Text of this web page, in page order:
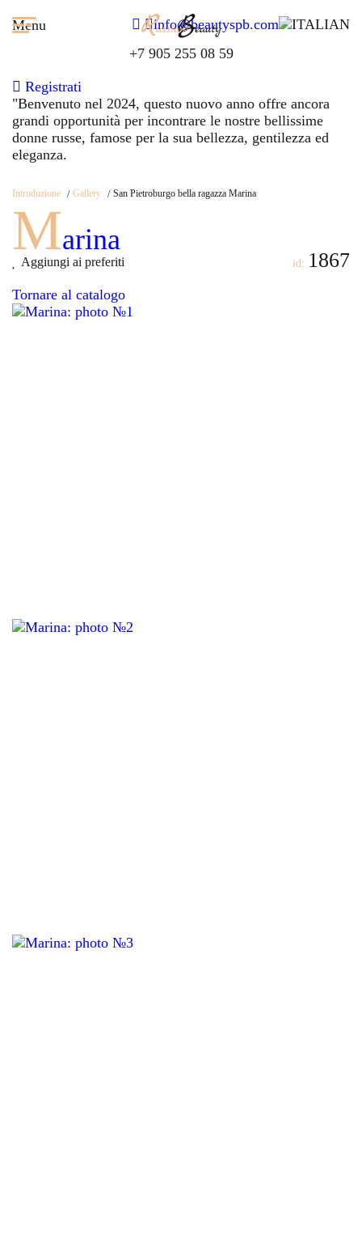
Menu
+7 905 255 08 59
info@beautyspb.com
Registrati
"Benvenuto nel 2024, questo nuovo anno offre ancora
grandi opportunità per incontrare le nostre bellissime
donne russe, famose per la sua bellezza, gentilezza ed
eleganza.
Introduzione Gallery San Pietroburgo bella ragazza Marina
Marina
Aggiungi ai preferiti id: 1867
Tornare al catalogo